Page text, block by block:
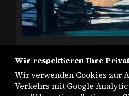
Wir respektieren Ihre
Wir verwenden Cookies zur
Verkehrs mit Google